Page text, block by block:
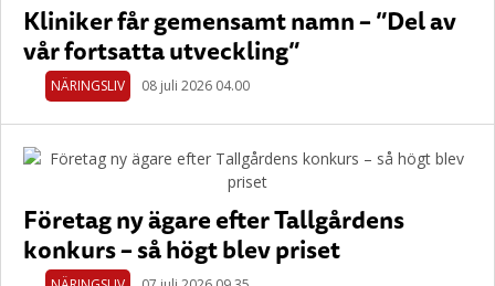
Kliniker får gemensamt namn – ”Del av
vår fortsatta utveckling”
NÄRINGSLIV 08 juli 2026 04.00
Företag ny ägare efter Tallgårdens
konkurs – så högt blev priset